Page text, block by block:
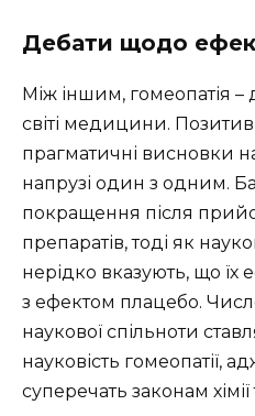
Дебати щодо
Між іншим, гомеопатія –
світі медицини.
прагматичні висновки
напрузі один з одним.
покращення після
препаратів, тоді як
нерідко вказують, що їх
з ефектом плацебо.
наукової спільноти
науковість гомеопатії,
суперечать законам хімії